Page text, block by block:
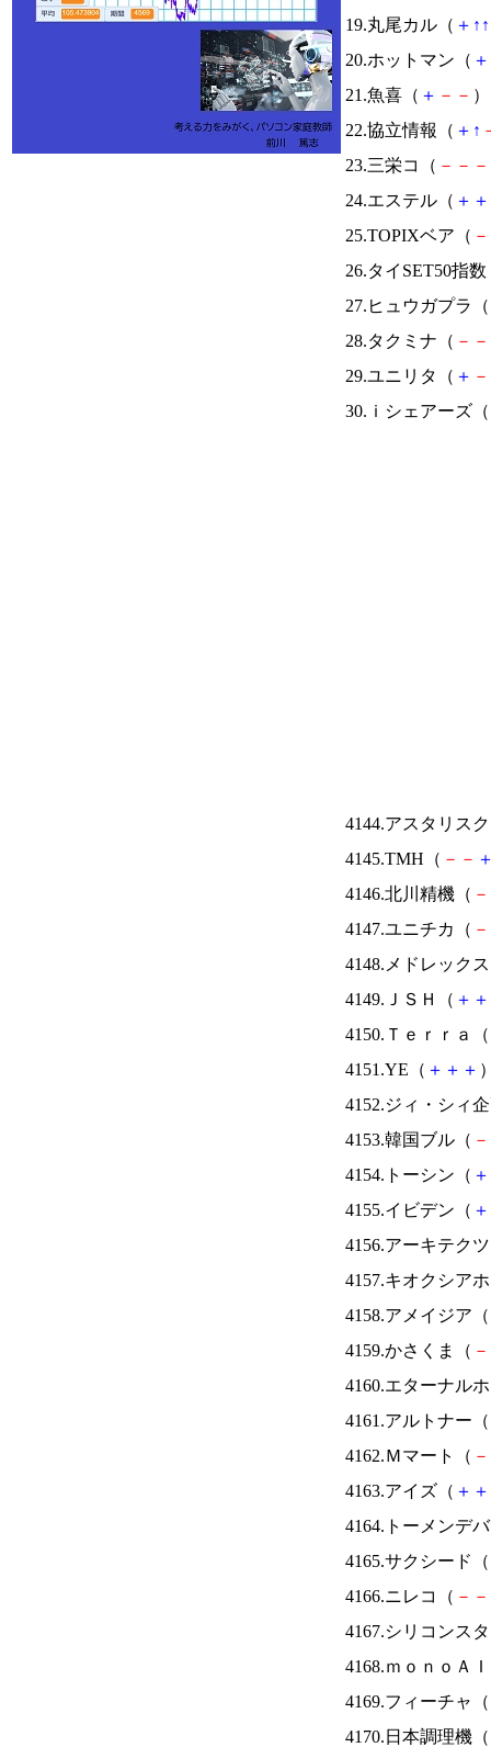
19.丸尾カル（ ＋ ↑ ↑
20.ホットマン（ ＋
21.魚喜（ ＋ － －
22.協立情報（ ＋ ↑
23.三栄コ（ － － －
24.エステル（ ＋ ＋
25.TOPIXベア（ －
26.タイSET50指数
27.ヒュウガプラ（
28.タクミナ（ － －
29.ユニリタ（ ＋ －
30.ｉシェアーズ（
4144.アスタリス
4145.TMH（ － －
4146.北川精機（ －
4147.ユニチカ（ －
4148.メドレック
4149.ＪＳＨ（ ＋ ＋
4150.Ｔｅｒｒａ（
4151.YE（ ＋ ＋ ＋
4152.ジィ・シィ
4153.韓国ブル（ －
4154.トーシン（ ＋
4155.イビデン（ ＋
4156.アーキテク
4157.キオクシア
4158.アメイジア（
4159.かさくま（ －
4160.エターナル
4161.アルトナー（
4162.Ｍマート（ －
4163.アイズ（ ＋ ＋
4164.トーメンデ
4165.サクシード（
4166.ニレコ（ － －
4167.シリコンス
4168.ｍｏｎｏＡ
4169.フィーチャ（
4170.日本調理機（